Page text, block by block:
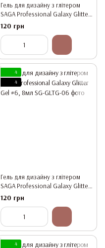
Гель для дизайну з глітером
SAGA Professional Galaxy Glitter
Gel #4, 8мл
120 грн
4
4
Гель для дизайну з глітером
SAGA Professional Galaxy Glitter
Gel #6, 8мл
120 грн
4